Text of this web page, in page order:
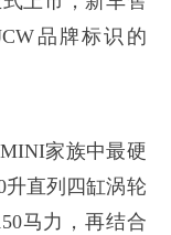
品牌标识的
家族中最硬
升直列四缸涡轮
马力，再结合